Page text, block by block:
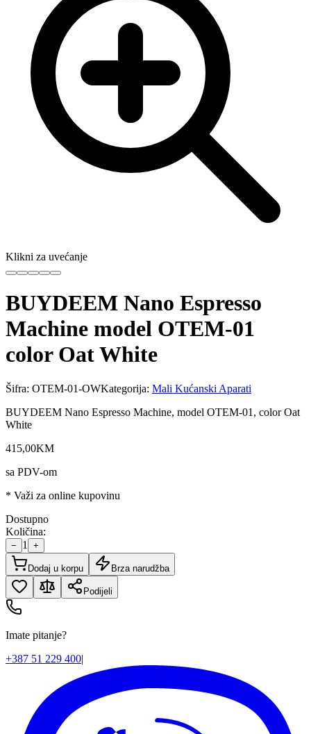
Klikni za uvećanje
BUYDEEM Nano Espresso
Machine model OTEM-01
color Oat White
Šifra: OTEM-01-OWKategorija: Mali Kućanski Aparati
BUYDEEM Nano Espresso Machine, model OTEM-01, color Oat
White
415,00KM
sa PDV-om
* Važi za online kupovinu
Dostupno
Količina:
− 1 +
Dodaj u korpu Brza narudžba
Podijeli
Imate pitanje?
+387 51 229 400|